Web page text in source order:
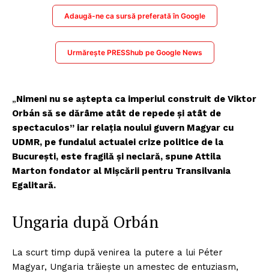
Adaugă-ne ca sursă preferată în Google
Urmărește PRESShub pe Google News
„Nimeni nu se aștepta ca imperiul construit de Viktor
Orbán să se dărâme atât de repede și atât de
spectaculos” iar relația noului guvern Magyar cu
UDMR, pe fundalul actualei crize politice de la
București, este fragilă și neclară, spune Attila
Marton fondator al Mișcării pentru Transilvania
Egalitară.
Ungaria după Orbán
La scurt timp după venirea la putere a lui Péter
Magyar, Ungaria trăiește un amestec de entuziasm,